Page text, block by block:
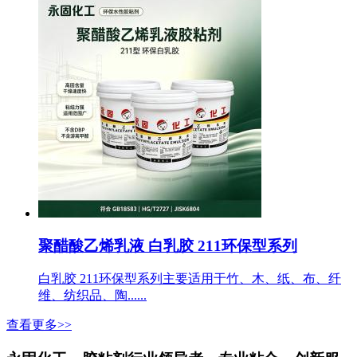
聚醋酸乙烯乳液 白乳胶 211环保型系列
白乳胶 211环保型系列主要适用于竹、木、纸、布、纤
维、纺织品、陶......
查看更多>>